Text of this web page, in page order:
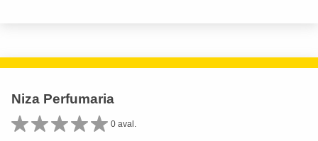
Niza Perfumaria
0 aval.